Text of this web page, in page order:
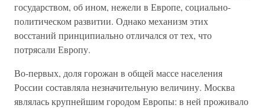
государством, об ином, нежели в Европе, социально-
политическом развитии. Однако механизм этих
восстаний принципиально отличался от тех, что
потрясали Европу.
Во-первых, доля горожан в общей массе населения
России составляла незначительную величину. Москва
являлась крупнейшим городом Европы: в ней проживало